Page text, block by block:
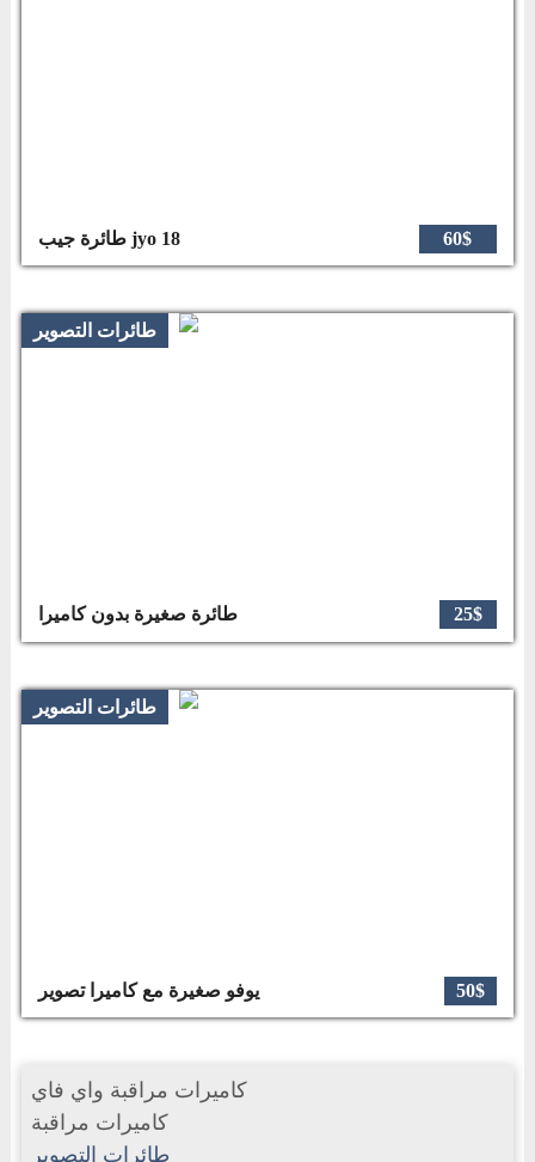
طائرة جيب jyo 18 60$
طائرات التصوير
طائرة صغيرة بدون كاميرا 25$
طائرات التصوير
يوفو صغيرة مع كاميرا تصوير 50$
كاميرات مراقبة واي فاي
كاميرات مراقبة
طائرات التصوير